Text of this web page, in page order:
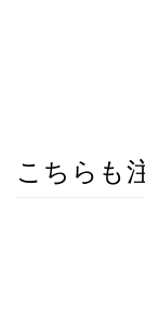
こちらも